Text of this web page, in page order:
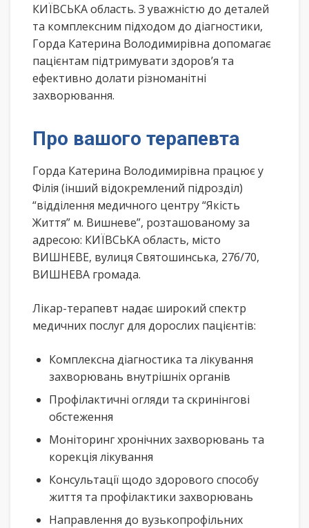
КИЇВСЬКА область. З уважністю до деталей
та комплексним підходом до діагностики,
Горда Катерина Володимирівна допомагає
пацієнтам підтримувати здоров’я та
ефективно долати різноманітні
захворювання.
Про вашого терапевта
Горда Катерина Володимирівна працює у
Філія (інший відокремлений підрозділ)
“відділення медичного центру “Якість
Життя” м. Вишневе”, розташованому за
адресою: КИЇВСЬКА область, місто
ВИШНЕВЕ, вулиця Святошинська, 27б/70,
ВИШНЕВА громада.
Лікар-терапевт надає широкий спектр
медичних послуг для дорослих пацієнтів:
Комплексна діагностика та лікування
захворювань внутрішніх органів
Профілактичні огляди та скринінгові
обстеження
Моніторинг хронічних захворювань та
корекція лікування
Консультації щодо здорового способу
життя та профілактики захворювань
Направлення до вузькопрофільних